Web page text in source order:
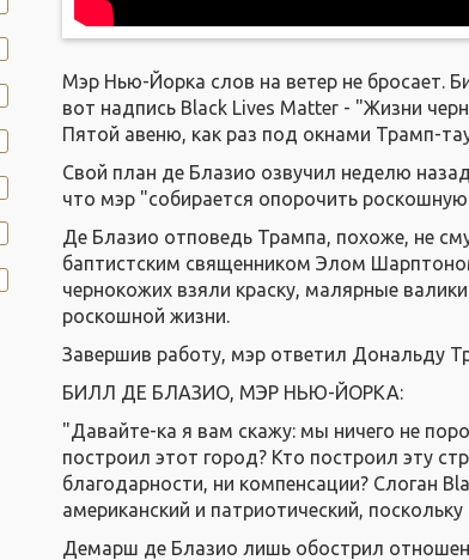
Мэр Нью-Йорка слов на ветер не бросает.
вот надпись Black Lives Matter - "Жизни
Пятой авеню, как раз под окнами Трамп-
Свой план де Блазио озвучил неделю
что мэр "собирается опорочить
Де Блазио отповедь Трампа, похоже, не
баптистским священником Элом
чернокожих взяли краску, малярные
роскошной жизни.
Завершив работу, мэр ответил Дональду
БИЛЛ ДЕ БЛАЗИО, МЭР НЬЮ-ЙОРКА:
"Давайте-ка я вам скажу: мы ничего не
построил этот город? Кто построил эту
благодарности, ни компенсации? Слоган
американский и патриотический,
Демарш де Блазио лишь обострил